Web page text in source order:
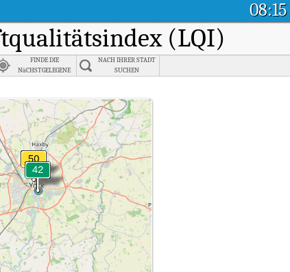
08:15
(LQI)
FINDE DIE
NäCHSTGELEGENE
NACH IHRER STADT
SUCHEN